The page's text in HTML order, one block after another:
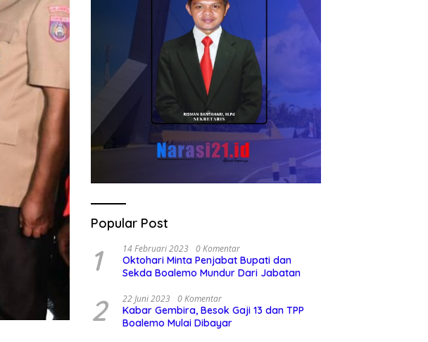
Popular Post
1 14 Februari 2023 0 Komentar
Oktohari Minta Penjabat Bupati dan
Sekda Boalemo Mundur Dari Jabatan
2 22 Juni 2023 0 Komentar
Kabar Gembira, Besok Gaji 13 dan TPP
Boalemo Mulai Dibayar